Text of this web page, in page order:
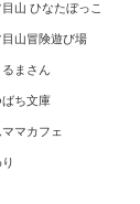
目山 ひなたぼっこ
目山冒険遊び場
まさん
ばち文庫
マカフェ